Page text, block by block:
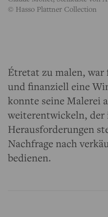
© Hasso Plattner Collection
Étretat zu malen,
und finanziell eine
konnte seine Malerei
weiterentwickeln,
Herausforderungen
Nachfrage nach
bedienen.